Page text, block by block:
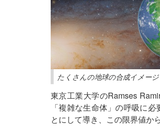
たくさんの地球の合成イメー
東京工業大学のRamses
「複雑な生命体」の呼吸に
とにして導き、この限界値か